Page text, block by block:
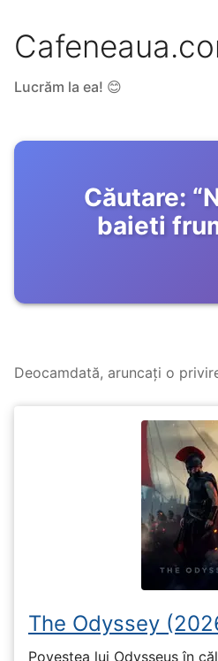
Lucrăm la ea! 😊
Căutare: “
baieti
Deocamdată, aruncați o
The Odyssey
Povestea lui Odysseus în